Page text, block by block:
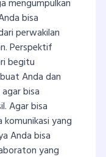
mengumpulkan
bisa
perwakilan
Perspektif
begitu
Anda dan
bisa
Agar bisa
yang
Anda bisa
yang